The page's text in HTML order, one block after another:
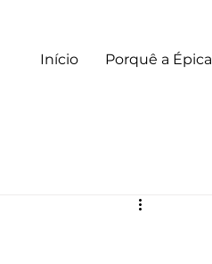
Início Porquê a Épica